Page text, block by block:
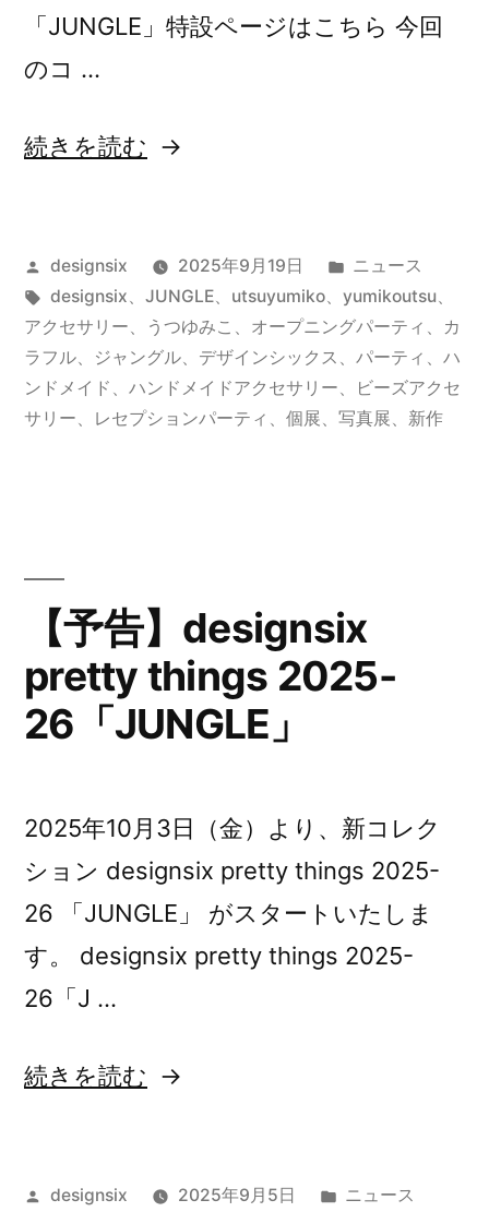
「JUNGLE」特設ページはこちら 今回
のコ …
“designsix
2025-
26「JUNGLE」
特
設
ン
の
続きを読む
投
稿
者:
designsix 2025年9月19日
カ
テ
ゴ
リ
ー:
ニュース
タ
グ:
designsix、 JUNGLE、 utsuyumiko、 yumikoutsu、
アクセサリー、 うつゆみこ 、 オープニングパーティ 、
カ
ラフル、 ジャングル、 デザインシックス 、 パーティ 、 ハ
ンドメイド 、 ハンドメイドアクセサリー、
ビーズアクセ
サリー、 レセプションパーティ 、 個展、 写真展、 新作
【予告】designsix
pretty things 2025-
26「JUNGLE」
2025年10月3日（金）より、新コレク
ション designsix pretty things 2025-
26 「JUNGLE」 がスタートいたしま
す。 designsix pretty things 2025-
26「J …
“【予
pretty
続きを読む
投
designsix 2025年9月5日 カ
ニュース